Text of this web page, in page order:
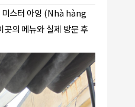
미스터 아잉 (Nhà hàng
의 메뉴와 실제 방문 후